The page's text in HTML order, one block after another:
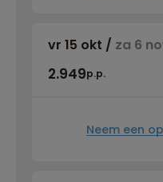
vr 15 okt / za 6
2.949p.p.
Neem een